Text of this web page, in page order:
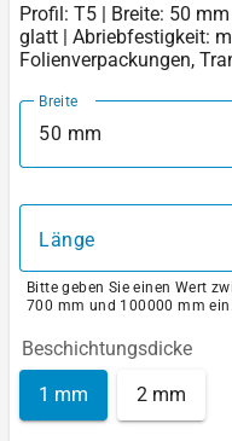
Profil: T5 | Breite: 50
glatt | Abriebfestigkeit:
Folienverpackungen,
Breite
50 mm
Länge
Bitte geben Sie einen Wert
700 mm und 100000 mm ein.
Beschichtungsdicke
1 mm 2 mm